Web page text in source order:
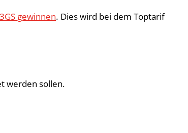
gewinnen. Dies wird bei dem Toptarif
werden sollen.